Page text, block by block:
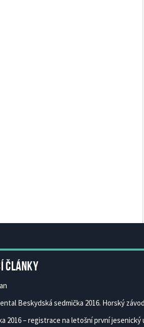
články
Beskydská sedmička 2016. Horský
2016 – registrace na letošní první